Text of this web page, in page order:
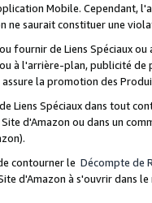
Mobile. Cependant,
ne saurait constituer une
fournir de Liens Spéciaux
à l'arrière-plan, publicité
la promotion des
Liens Spéciaux dans tout
d'Amazon ou dans un
contourner le Décompte de
d'Amazon à s'ouvrir dans